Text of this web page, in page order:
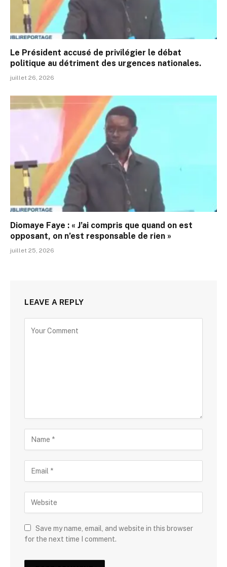
Le Président accusé de privilégier le débat
politique au détriment des urgences nationales.
juillet 26, 2026
Diomaye Faye : « J’ai compris que quand on est
opposant, on n’est responsable de rien »
juillet 25, 2026
LEAVE A REPLY
Save my name, email, and website in this browser
for the next time I comment.